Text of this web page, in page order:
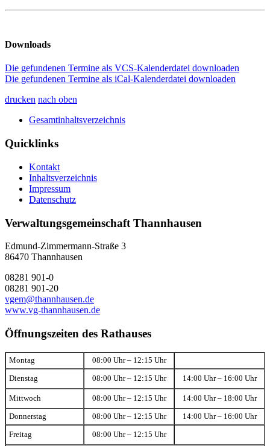
Downloads
Die gefundenen Termine als VCS-Kalenderdatei downloaden
Die gefundenen Termine als iCal-Kalenderdatei downloaden
drucken nach oben
Gesamtinhaltsverzeichnis
Quicklinks
Kontakt
Inhaltsverzeichnis
Impressum
Datenschutz
Verwaltungsgemeinschaft Thannhausen
Edmund-Zimmermann-Straße 3
86470 Thannhausen
08281 901-0
08281 901-20
vgem@thannhausen.de
www.vg-thannhausen.de
Öffnungszeiten des Rathauses
Montag 08:00 Uhr – 12:15 Uhr
Dienstag 08:00 Uhr – 12:15 Uhr 14:00 Uhr – 16:00 Uhr
Mittwoch 08:00 Uhr – 12:15 Uhr 14:00 Uhr – 18:00 Uhr
Donnerstag 08:00 Uhr – 12:15 Uhr 14:00 Uhr – 16:00 Uhr
Freitag 08:00 Uhr – 12:15 Uhr